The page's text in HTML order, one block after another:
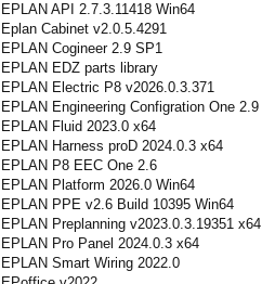
EPLAN API 2.7.3.11418 Win64
Eplan Cabinet v2.0.5.4291
EPLAN Cogineer 2.9 SP1
EPLAN EDZ parts library
EPLAN Electric P8 v2026.0.3.371
EPLAN Engineering Configration One 2.9
EPLAN Fluid 2023.0 x64
EPLAN Harness proD 2024.0.3 x64
EPLAN P8 EEC One 2.6
EPLAN Platform 2026.0 Win64
EPLAN PPE v2.6 Build 10395 Win64
EPLAN Preplanning v2023.0.3.19351 x64
EPLAN Pro Panel 2024.0.3 x64
EPLAN Smart Wiring 2022.0